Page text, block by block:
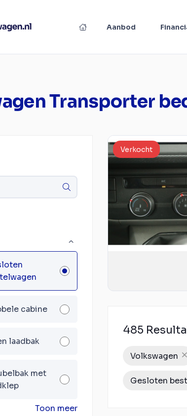
Aanbod
Transporter
cabine
laadbak
met
Toon meer
Verkocht
485
Volkswagen
Gesloten